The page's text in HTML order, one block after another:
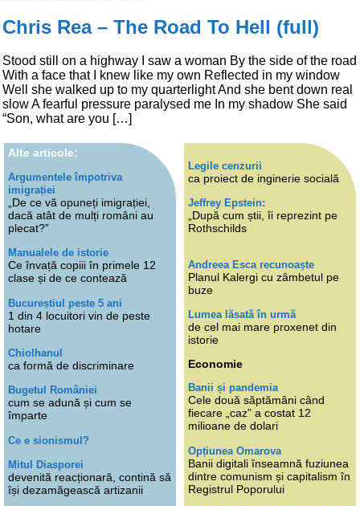
Chris Rea – The Road To Hell (full)
Stood still on a highway I saw a woman By the side of the road
With a face that I knew like my own Reflected in my window
Well she walked up to my quarterlight And she bent down real
slow A fearful pressure paralysed me In my shadow She said
“Son, what are you […]
Alte articole:
Argumentele împotriva
imigrației
„De ce vă opuneți imigrației,
dacă atât de mulți români au
plecat?”
Manualele de istorie
Ce învață copiii în primele 12
clase și de ce contează
Bucureștiul peste 5 ani
1 din 4 locuitori vin de peste
hotare
Chiolhanul
ca formă de discriminare
Bugetul României
cum se adună și cum se
împarte
Ce e sionismul?
Mitul Diasporei
devenită reacționară, contină să
își dezamăgească artizanii
Legile cenzurii
ca proiect de inginerie socială
Jeffrey Epstein:
„După cum știi, îi reprezint pe
Rothschilds
Andreea Esca recunoaște
Planul Kalergi cu zâmbetul pe
buze
Lumea lăsată în urmă
de cel mai mare proxenet din
istorie
Economie
Banii și pandemia
Cele două săptămâni când
fiecare „caz” a costat 12
milioane de dolari
Opțiunea Omarova
Banii digitali înseamnă fuziunea
dintre comunism și capitalism în
Registrul Poporului